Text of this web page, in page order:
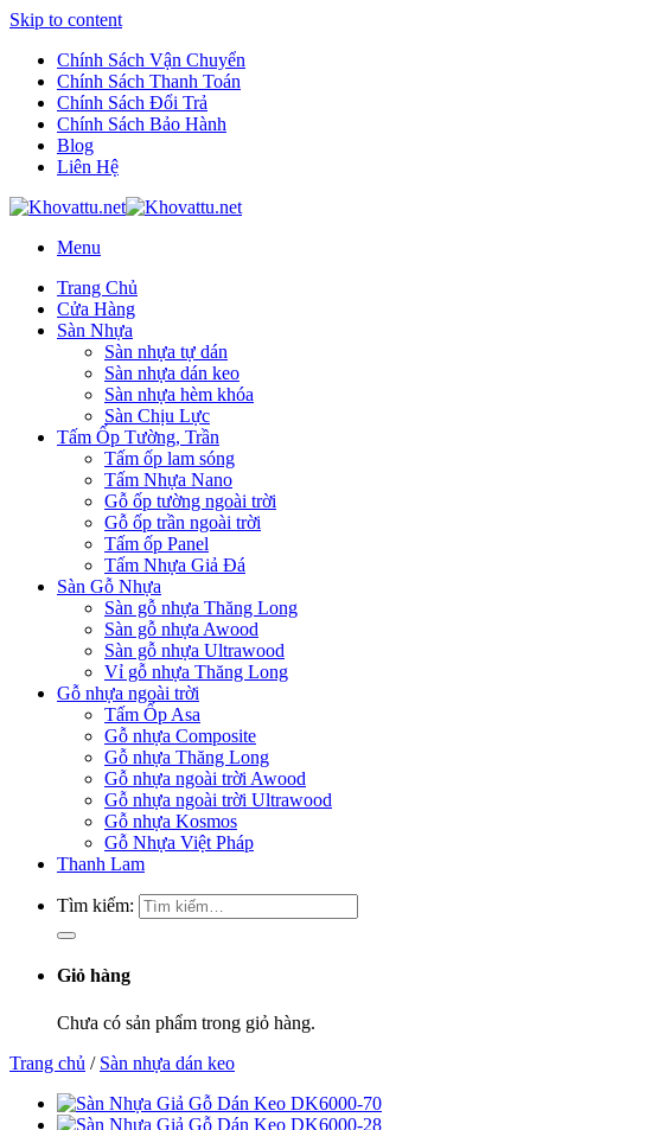
Skip to content
Chính Sách Vận Chuyển
Chính Sách Thanh Toán
Chính Sách Đổi Trả
Chính Sách Bảo Hành
Blog
Liên Hệ
Menu
Trang Chủ
Cửa Hàng
Sàn Nhựa
Sàn nhựa tự dán
Sàn nhựa dán keo
Sàn nhựa hèm khóa
Sàn Chịu Lực
Tấm Ốp Tường, Trần
Tấm ốp lam sóng
Tấm Nhựa Nano
Gỗ ốp tường ngoài trời
Gỗ ốp trần ngoài trời
Tấm ốp Panel
Tấm Nhựa Giả Đá
Sàn Gỗ Nhựa
Sàn gỗ nhựa Thăng Long
Sàn gỗ nhựa Awood
Sàn gỗ nhựa Ultrawood
Vỉ gỗ nhựa Thăng Long
Gỗ nhựa ngoài trời
Tấm Ốp Asa
Gỗ nhựa Composite
Gỗ nhựa Thăng Long
Gỗ nhựa ngoài trời Awood
Gỗ nhựa ngoài trời Ultrawood
Gỗ nhựa Kosmos
Gỗ Nhựa Việt Pháp
Thanh Lam
Tìm kiếm:
Giỏ hàng
Chưa có sản phẩm trong giỏ hàng.
Trang chủ / Sàn nhựa dán keo